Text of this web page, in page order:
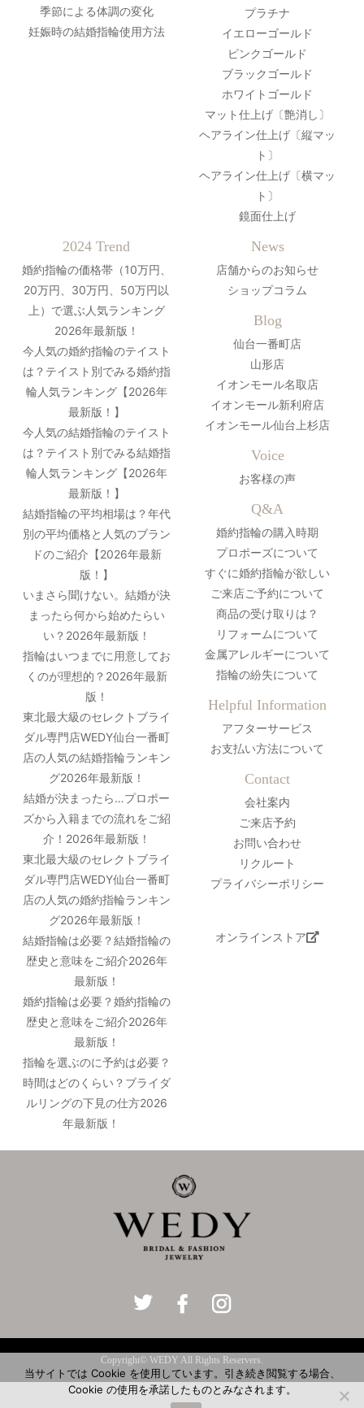
季節による体調の変化
妊娠時の結婚指輪使用方法
プラチナ
イエローゴールド
ピンクゴールド
ブラックゴールド
ホワイトゴールド
マット仕上げ〔艶消し〕
ヘアライン仕上げ〔縦マッ
ト〕
ヘアライン仕上げ〔横マッ
ト〕
鏡面仕上げ
2024 Trend
婚約指輪の価格帯（10万円、
20万円、30万円、50万円以
上）で選ぶ人気ランキング
2026年最新版！
今人気の婚約指輪のテイスト
は？テイスト別でみる婚約指
輪人気ランキング【2026年
最新版！】
今人気の結婚指輪のテイスト
は？テイスト別でみる結婚指
輪人気ランキング【2026年
最新版！】
結婚指輪の平均相場は？年代
別の平均価格と人気のブラン
ドのご紹介【2026年最新
版！】
いまさら聞けない。結婚が決
まったら何から始めたらい
い？2026年最新版！
指輪はいつまでに用意してお
くのが理想的？2026年最新
版！
東北最大級のセレクトブライ
ダル専門店WEDY仙台一番町
店の人気の結婚指輪ランキン
グ2026年最新版！
結婚が決まったら…プロポー
ズから入籍までの流れをご紹
介！2026年最新版！
東北最大級のセレクトブライ
ダル専門店WEDY仙台一番町
店の人気の婚約指輪ランキン
グ2026年最新版！
結婚指輪は必要？結婚指輪の
歴史と意味をご紹介2026年
最新版！
婚約指輪は必要？婚約指輪の
歴史と意味をご紹介2026年
最新版！
指輪を選ぶのに予約は必要？
時間はどのくらい？ブライダ
ルリングの下見の仕方2026
年最新版！
News
店舗からのお知らせ
ショップコラム
Blog
仙台一番町店
山形店
イオンモール名取店
イオンモール新利府店
イオンモール仙台上杉店
Voice
お客様の声
Q&A
婚約指輪の購入時期
プロポーズについて
すぐに婚約指輪が欲しい
ご来店ご予約について
商品の受け取りは？
リフォームについて
金属アレルギーについて
指輪の紛失について
Helpful Information
アフターサービス
お支払い方法について
Contact
会社案内
ご来店予約
お問い合わせ
リクルート
プライバシーポリシー
オンラインストア
Copyright© WEDY All Rights Reservers.
当サイトでは Cookie を使用しています。引き続き閲覧する場合、
Cookie の使用を承諾したものとみなされます。